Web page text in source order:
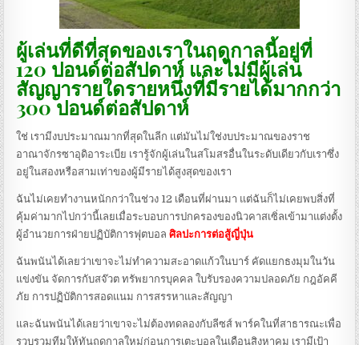
ผู้เล่นที่ดีที่สุดของเราในฤดูกาลนี้อยู่ที่
120 ปอนด์ต่อสัปดาห์ และไม่มีผู้เล่น
สัญญารายใดรายหนึ่งที่มีรายได้มากกว่า
300 ปอนด์ต่อสัปดาห์
ใช่ เรามีงบประมาณมากที่สุดในลีก แต่มันไม่ใช่งบประมาณของราช
อาณาจักรซาอุดิอาระเบีย เรารู้จักผู้เล่นในสโมสรอื่นในระดับเดียวกับเราซึ่ง
อยู่ในสองหรือสามเท่าของผู้มีรายได้สูงสุดของเรา
ฉันไม่เคยทำงานหนักกว่าในช่วง 12 เดือนที่ผ่านมา แต่ฉันก็ไม่เคยพบสิ่งที่
คุ้มค่ามากไปกว่านี้เลยเมื่อระบอบการปกครองของนิวคาสเซิ่ลเข้ามาแต่งตั้ง
ผู้อำนวยการฝ่ายปฏิบัติการฟุตบอลศิลปะการต่อสู้ญี่ปุ่น
ฉันพนันได้เลยว่าเขาจะไม่ทำความสะอาดแก้วในบาร์ คัดแยกธงมุมในวัน
แข่งขัน จัดการกับสจ๊วต ทรัพยากรบุคคล ใบรับรองความปลอดภัย กฎอัคคี
ภัย การปฏิบัติการสอดแนม การสรรหาและสัญญา
และฉันพนันได้เลยว่าเขาจะไม่ต้องทดลองกับลีซส์ พาร์คในที่สาธารณะเพื่อ
รวบรวมทีมให้ทันฤดูกาลใหม่ก่อนการเตะบอลในเดือนสิงหาคม เรามีเป้า